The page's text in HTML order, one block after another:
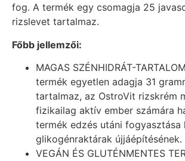
fog. A termék egy csomagja 25
rizslevet tartalmaz.
Főbb jellemzői:
MAGAS SZÉNHIDRÁT-
termék egyetlen adagja 31
tartalmaz, az OstroVit rizskrém
fizikailag aktív ember számára
termék edzés utáni fogyasztása
glikogénraktárak újjáépítésének.
VEGÁN ÉS GLUTÉNMENTES